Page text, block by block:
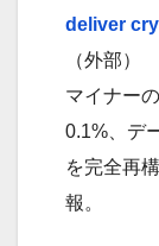
deliver
（外部）
マイナー
0.1%、デ
を完全再
報。